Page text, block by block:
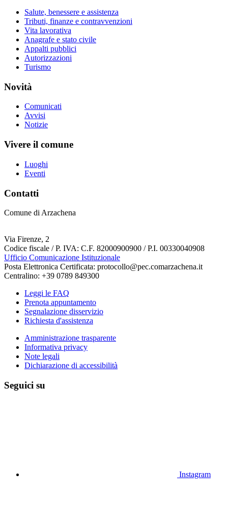
Salute, benessere e assistenza
Tributi, finanze e contravvenzioni
Vita lavorativa
Anagrafe e stato civile
Appalti pubblici
Autorizzazioni
Turismo
Novità
Comunicati
Avvisi
Notizie
Vivere il comune
Luoghi
Eventi
Contatti
Comune di Arzachena
Via Firenze, 2
Codice fiscale / P. IVA: C.F. 82000900900 / P.I. 00330040908
Ufficio Comunicazione Istituzionale
Posta Elettronica Certificata: protocollo@pec.comarzachena.it
Centralino: +39 0789 849300
Leggi le FAQ
Prenota appuntamento
Segnalazione disservizio
Richiesta d'assistenza
Amministrazione trasparente
Informativa privacy
Note legali
Dichiarazione di accessibilità
Seguici su
Instagram